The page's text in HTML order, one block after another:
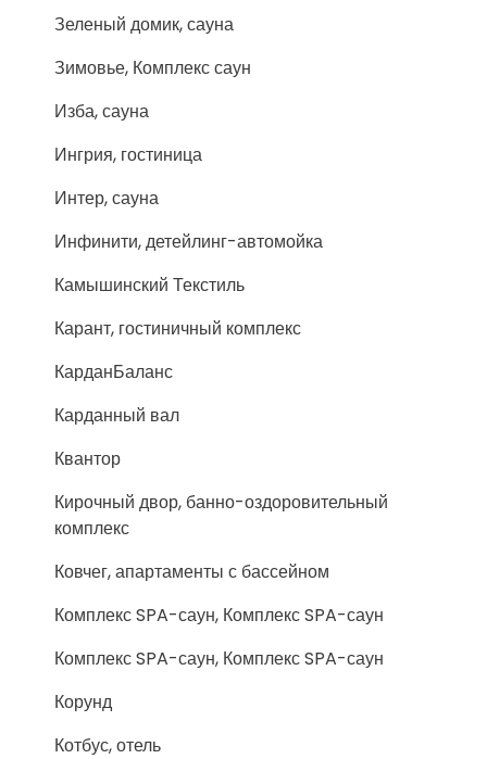
Зеленый домик, сауна
Зимовье, Комплекс саун
Изба, сауна
Ингрия, гостиница
Интер, сауна
Инфинити, детейлинг-автомойка
Камышинский Текстиль
Карант, гостиничный комплекс
КарданБаланс
Карданный вал
Квантор
Кирочный двор, банно-оздоровительный
комплекс
Ковчег, апартаменты с бассейном
Комплекс SPA-саун, Комплекс SPA-саун
Комплекс SPA-саун, Комплекс SPA-саун
Корунд
Котбус, отель